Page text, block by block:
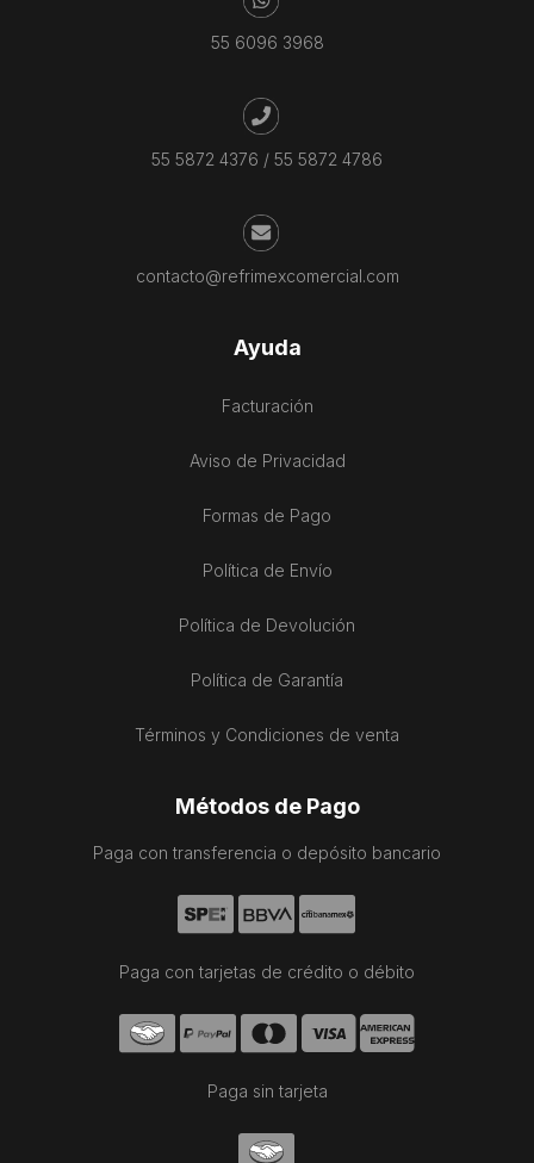
55 6096 3968
55 5872 4376 / 55 5872 4786
contacto@refrimexcomercial.com
Ayuda
Facturación
Aviso de Privacidad
Formas de Pago
Política de Envío
Política de Devolución
Política de Garantía
Términos y Condiciones de venta
Métodos de Pago
Paga con transferencia o depósito bancario
Paga con tarjetas de crédito o débito
Paga sin tarjeta